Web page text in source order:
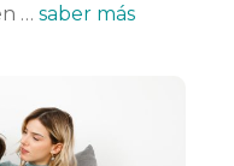
… saber más